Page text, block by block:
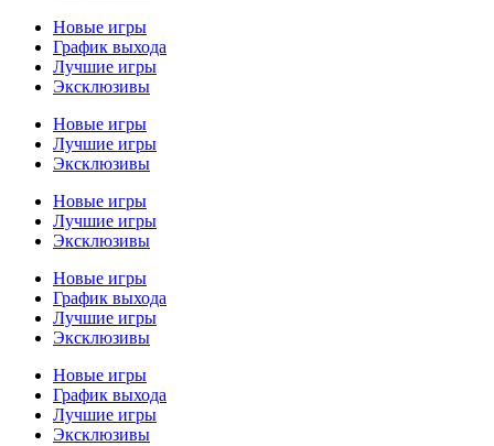
Новые игры
График выхода
Лучшие игры
Эксклюзивы
Новые игры
Лучшие игры
Эксклюзивы
Новые игры
Лучшие игры
Эксклюзивы
Новые игры
График выхода
Лучшие игры
Эксклюзивы
Новые игры
График выхода
Лучшие игры
Эксклюзивы